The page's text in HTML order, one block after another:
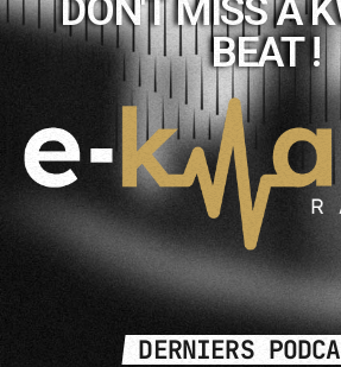
DON'T MISS A
BEAT !
DERNIERS